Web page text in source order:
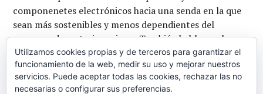
componenetes electrónicos hacia una senda en la que
sean más sostenibles y menos dependientes del
consumo de materias primas. También hablamos hoy
sobre cambio climático y cómo está afectando a
España. Una pista como un zepelín de grande: ¿llueve
mucho últimamente en …Seguir leyendo¿Cuánto dura
Utilizamos cookies propias y de terceros para garantizar el
funcionamiento de la web, medir su uso y mejorar nuestros
servicios. Puede aceptar todas las cookies, rechazar las no
necesarias o configurar sus preferencias.